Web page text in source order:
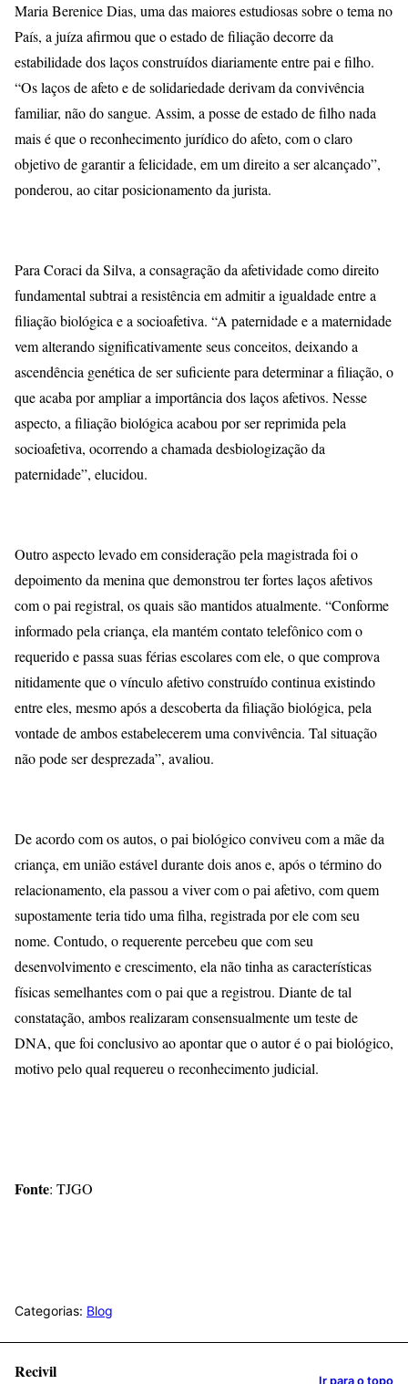
Maria Berenice Dias, uma das maiores estudiosas sobre o tema no
País, a juíza afirmou que o estado de filiação decorre da
estabilidade dos laços construídos diariamente entre pai e filho.
“Os laços de afeto e de solidariedade derivam da convivência
familiar, não do sangue. Assim, a posse de estado de filho nada
mais é que o reconhecimento jurídico do afeto, com o claro
objetivo de garantir a felicidade, em um direito a ser alcançado”,
ponderou, ao citar posicionamento da jurista.
Para Coraci da Silva, a consagração da afetividade como direito
fundamental subtrai a resistência em admitir a igualdade entre a
filiação biológica e a socioafetiva. “A paternidade e a maternidade
vem alterando significativamente seus conceitos, deixando a
ascendência genética de ser suficiente para determinar a filiação, o
que acaba por ampliar a importância dos laços afetivos. Nesse
aspecto, a filiação biológica acabou por ser reprimida pela
socioafetiva, ocorrendo a chamada desbiologização da
paternidade”, elucidou.
Outro aspecto levado em consideração pela magistrada foi o
depoimento da menina que demonstrou ter fortes laços afetivos
com o pai registral, os quais são mantidos atualmente. “Conforme
informado pela criança, ela mantém contato telefônico com o
requerido e passa suas férias escolares com ele, o que comprova
nitidamente que o vínculo afetivo construído continua existindo
entre eles, mesmo após a descoberta da filiação biológica, pela
vontade de ambos estabelecerem uma convivência. Tal situação
não pode ser desprezada”, avaliou.
De acordo com os autos, o pai biológico conviveu com a mãe da
criança, em união estável durante dois anos e, após o término do
relacionamento, ela passou a viver com o pai afetivo, com quem
supostamente teria tido uma filha, registrada por ele com seu
nome. Contudo, o requerente percebeu que com seu
desenvolvimento e crescimento, ela não tinha as características
físicas semelhantes com o pai que a registrou. Diante de tal
constatação, ambos realizaram consensualmente um teste de
DNA, que foi conclusivo ao apontar que o autor é o pai biológico,
motivo pelo qual requereu o reconhecimento judicial.
Fonte: TJGO
Categorias: Blog
Recivil Ir para o topo